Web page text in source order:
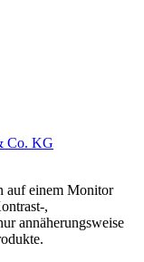
Co. KG
auf einem Monitor
,
annäherungsweise